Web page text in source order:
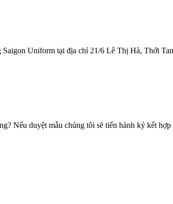
Saigon Uniform tại địa chỉ 21/6 Lê Thị Hà, Thới
Nếu duyệt mẫu chúng tôi sẽ tiến hành ký kết